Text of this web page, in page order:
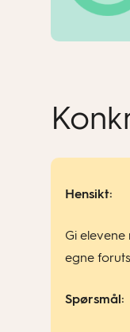
Hensikt:
Gi
egne
Spørsmål: